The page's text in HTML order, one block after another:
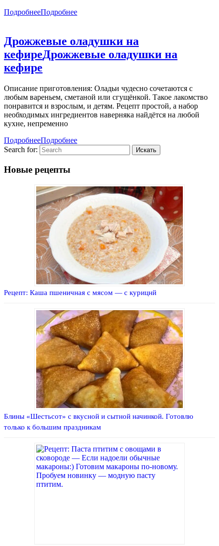
ПодробнееПодробнее
Дрожжевые оладушки на
кефиреДрожжевые оладушки на
кефире
Описание приготовления: Оладьи чудесно сочетаются с
любым вареньем, сметаной или сгущёнкой. Такое лакомство
понравится и взрослым, и детям. Рецепт простой, а набор
необходимых ингредиентов наверняка найдётся на любой
кухне, непременно
ПодробнееПодробнее
Search for:
Новые рецепты
Рецепт: Каша пшеничная с мясом — с курицнй
Блины «Шестьсот» с вкусной и сытной начинкой. Готовлю
только к большим праздникам